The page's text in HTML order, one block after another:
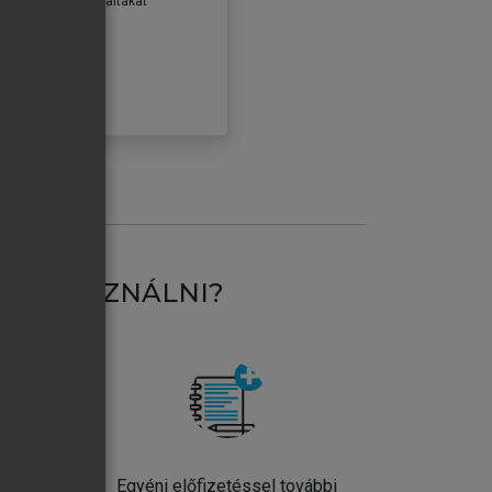
HASZNÁLNI?
Egyéni előfizetéssel további